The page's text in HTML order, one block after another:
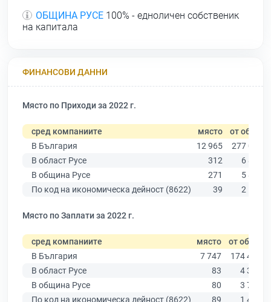
ОБЩИНА РУСЕ 100% - едноличен собственик
на капитала
ФИНАНСОВИ ДАННИ
Място по Приходи за 2022 г.
сред компаниите място от общо
В България
12 965
277 019
В област Русе
312
6 851
В община Русе
271
5 883
По код на икономическа дейност (8622)
39 2 180
Място по Заплати за 2022 г.
сред компаниите място от общо
В България
7 747
174 403
В област Русе
83
4 390
В община Русе
80
3 764
По код на икономическа дейност (8622)
89 1 485